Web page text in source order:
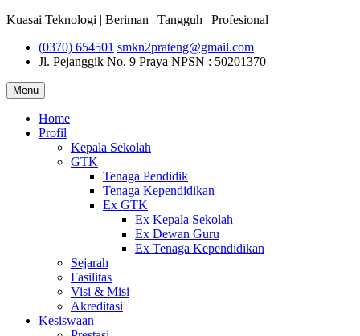
Kuasai Teknologi | Beriman | Tangguh | Profesional
(0370) 654501 smkn2prateng@gmail.com
Jl. Pejanggik No. 9 Praya NPSN : 50201370
Menu
Home
Profil
Kepala Sekolah
GTK
Tenaga Pendidik
Tenaga Kependidikan
Ex GTK
Ex Kepala Sekolah
Ex Dewan Guru
Ex Tenaga Kependidikan
Sejarah
Fasilitas
Visi & Misi
Akreditasi
Kesiswaan